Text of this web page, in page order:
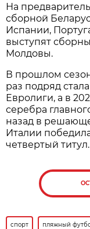
На
сборной
Испании,
выступят
Молдовы.
В прошлом
раз подряд
Евролиги, а в
серебра
назад в
Италии
четвертый титул.
спорт пляжный